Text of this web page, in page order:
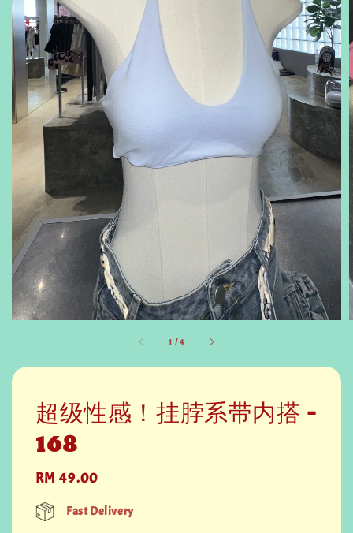
1 /4
超级性感！挂脖系带内搭 -
168
Regular
price
RM 49.00
Fast Delivery